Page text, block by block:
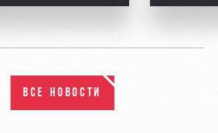
ВСЕ НОВОСТИ